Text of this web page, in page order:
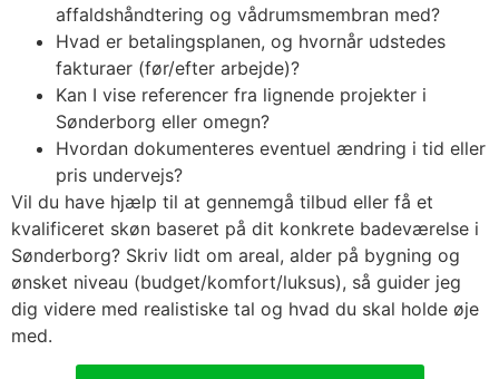
affaldshåndtering og vådrumsmembran med?
Hvad er betalingsplanen, og hvornår udstedes
fakturaer (før/efter arbejde)?
Kan I vise referencer fra lignende projekter i
Sønderborg eller omegn?
Hvordan dokumenteres eventuel ændring i tid eller
pris undervejs?
Vil du have hjælp til at gennemgå tilbud eller få et
kvalificeret skøn baseret på dit konkrete badeværelse i
Sønderborg? Skriv lidt om areal, alder på bygning og
ønsket niveau (budget/komfort/luksus), så guider jeg
dig videre med realistiske tal og hvad du skal holde øje
med.